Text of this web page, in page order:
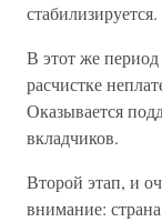
стабилизируется.
В этот же
расчистке
Оказывается
вкладчиков.
Второй этап, и
внимание: